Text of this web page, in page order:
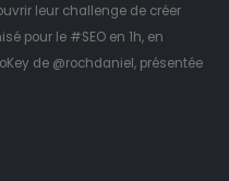
leur challenge de créer
pour le #SEO en 1h, en
de @rochdaniel, présentée